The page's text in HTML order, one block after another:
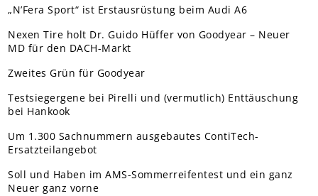
„N’Fera Sport“ ist Erstausrüstung beim Audi A6
Nexen Tire holt Dr. Guido Hüffer von Goodyear – Neuer
MD für den DACH-Markt
Zweites Grün für Goodyear
Testsiegergene bei Pirelli und (vermutlich) Enttäuschung
bei Hankook
Um 1.300 Sachnummern ausgebautes ContiTech-
Ersatzteilangebot
Soll und Haben im AMS-Sommerreifentest und ein ganz
Neuer ganz vorne